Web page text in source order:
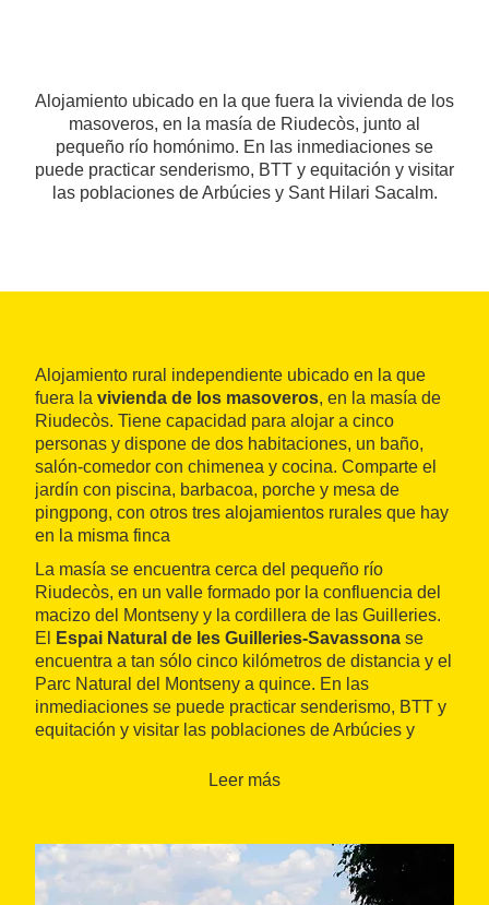
Alojamiento ubicado en la que fuera la vivienda de los
masoveros, en la masía de Riudecòs, junto al
pequeño río homónimo. En las inmediaciones se
puede practicar senderismo, BTT y equitación y visitar
las poblaciones de Arbúcies y Sant Hilari Sacalm.
Alojamiento rural independiente ubicado en la que
fuera la vivienda de los masoveros, en la masía de
Riudecòs. Tiene capacidad para alojar a cinco
personas y dispone de dos habitaciones, un baño,
salón-comedor con chimenea y cocina. Comparte el
jardín con piscina, barbacoa, porche y mesa de
pingpong, con otros tres alojamientos rurales que hay
en la misma finca
La masía se encuentra cerca del pequeño río
Riudecòs, en un valle formado por la confluencia del
macizo del Montseny y la cordillera de las Guilleries.
El
Espai Natural de les Guilleries-Savassona se
encuentra a tan sólo cinco kilómetros de distancia y el
Parc Natural del Montseny a quince. En las
inmediaciones se puede practicar senderismo, BTT y
equitación y visitar las poblaciones de Arbúcies y
veinticinco kilómetros y las playas del sur de la Costa
Leer más